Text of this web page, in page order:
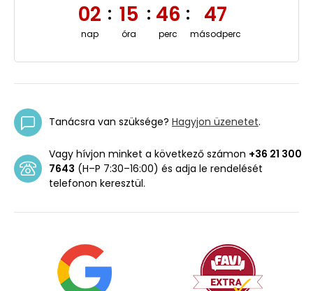
02
nap
: 15
óra
: 46
perc
: 46
másodperc
Tanácsra van szüksége? Hagyjon üzenetet.
Vagy hívjon minket a következő számon +36 21 300
7643 (H–P 7:30–16:00) és adja le rendelését
telefonon keresztül.